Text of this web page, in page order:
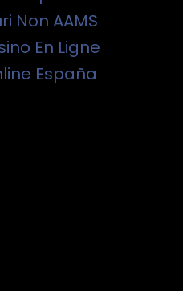
Non AAMS
En Ligne
España